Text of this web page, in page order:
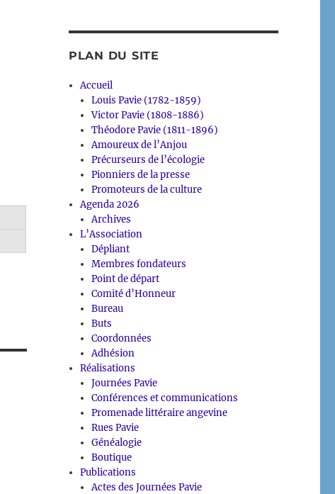
PLAN DU SITE
Accueil
Louis Pavie (1782-1859)
Victor Pavie (1808-1886)
Théodore Pavie (1811-1896)
Amoureux de l’Anjou
Précurseurs de l’écologie
Pionniers de la presse
Promoteurs de la culture
Agenda 2026
Archives
L’Association
Dépliant
Membres fondateurs
Point de départ
Comité d’Honneur
Bureau
Buts
Coordonnées
Adhésion
Réalisations
Journées Pavie
Conférences et communications
Promenade littéraire angevine
Rues Pavie
Généalogie
Boutique
Publications
Actes des Journées Pavie